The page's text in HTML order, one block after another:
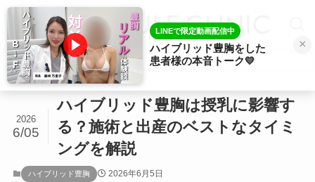
ホーム ハイブリッド豊胸
ハイブリッド豊胸は授乳に影響す
る？施術と出産のベストなタイミ
ングを解説
2026
6/05
ハイブリッド豊胸 2026年6月5日
×
LINEで限定動画配信中
ハイブリッド豊胸をした
患者様の本音トーク💛